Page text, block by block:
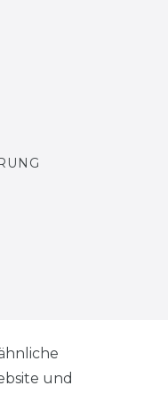
und